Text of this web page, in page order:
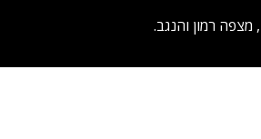
רמון והנגב.